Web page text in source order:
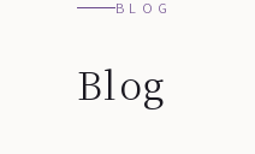
BLOG
Blog